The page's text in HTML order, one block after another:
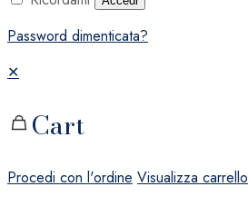
Password dimenticata?
✕
Cart
Procedi con l'ordine Visualizza carrello